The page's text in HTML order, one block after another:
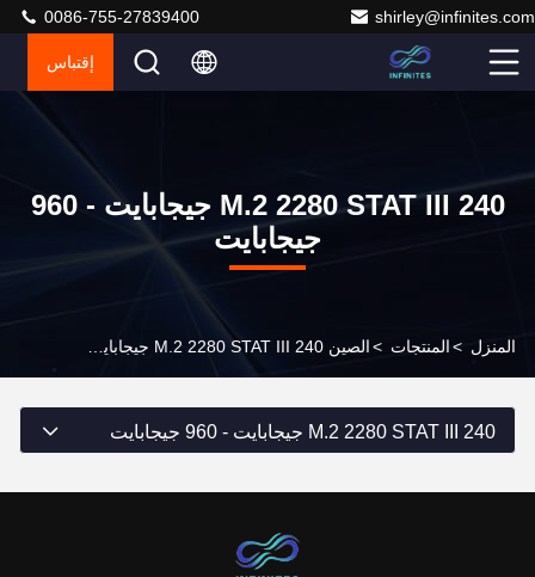
shirley@infinites.com
0086-755-27839400
إقتباس
M.2 2280 STAT III 240 جيجابايت - 960
جيجابايت
المنزل >المنتجات >
M.2 2280 STAT III 240 جيجابايت - 960 جيجابايت